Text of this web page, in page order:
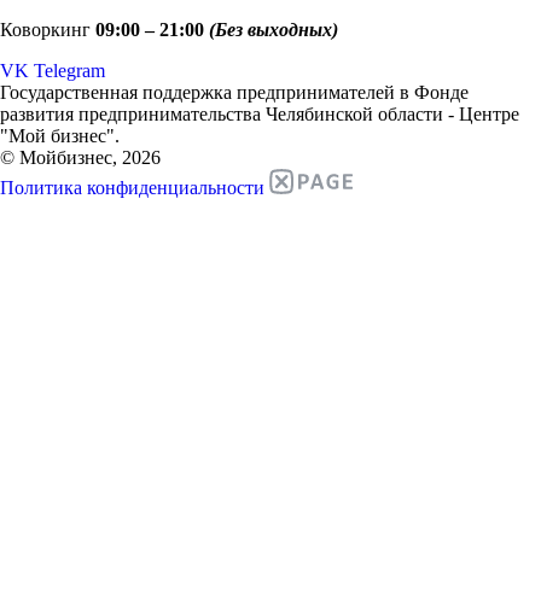
Коворкинг 09:00 – 21:00 (Без выходных)
VK Telegram
Государственная поддержка предпринимателей в Фонде
развития предпринимательства Челябинской области - Центре
"Мой бизнес".
© Мойбизнес, 2026
Политика конфиденциальности